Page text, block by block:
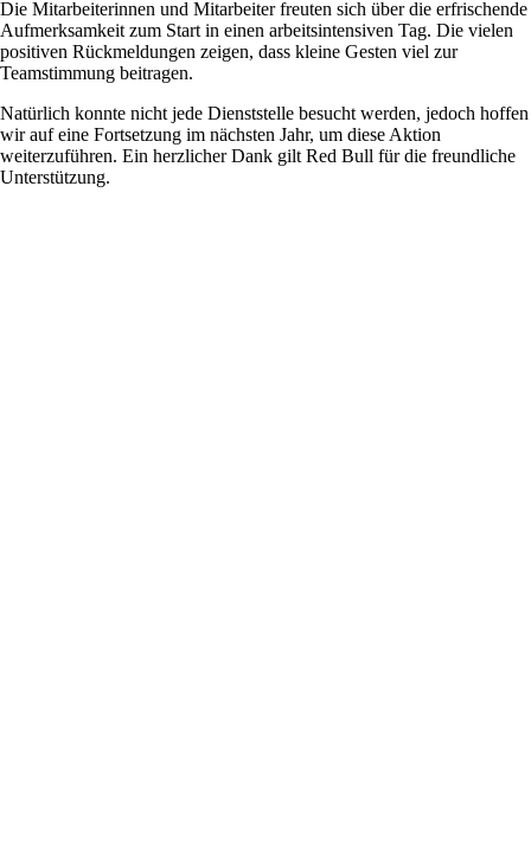
Die Mitarbeiterinnen und Mitarbeiter freuten sich über die erfrischende
Aufmerksamkeit zum Start in einen arbeitsintensiven Tag. Die vielen
positiven Rückmeldungen zeigen, dass kleine Gesten viel zur
Teamstimmung beitragen.
Natürlich konnte nicht jede Dienststelle besucht werden, jedoch hoffen
wir auf eine Fortsetzung im nächsten Jahr, um diese Aktion
weiterzuführen. Ein herzlicher Dank gilt Red Bull für die freundliche
Unterstützung.